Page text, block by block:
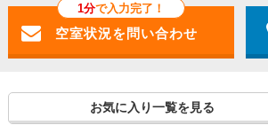
1分で入力完了！
お気に入り一覧を見る